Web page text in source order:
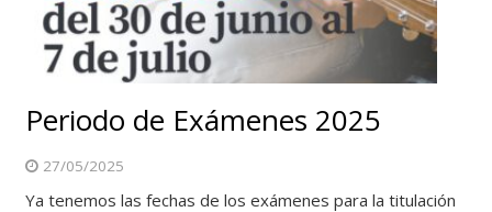
Periodo de Exámenes 2025
27/05/2025
Ya tenemos las fechas de los exámenes para la titulación